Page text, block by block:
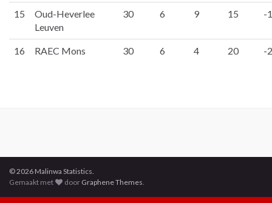
15
Oud-Heverlee
Leuven
30 6 9 15 -
16 RAEC Mons 30 6 4 20 -
© 2026 Malinwa Statistics.
Gemaakt met
door Graphene Themes.